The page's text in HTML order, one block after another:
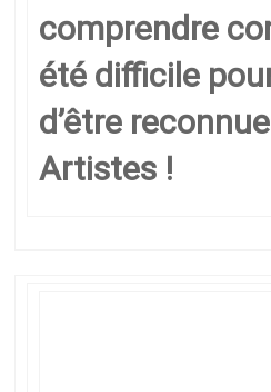
comprendre
été difficile
d’être
Artistes !